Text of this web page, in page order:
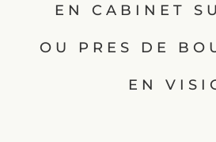
EN CABINET
OU PRES DE
EN